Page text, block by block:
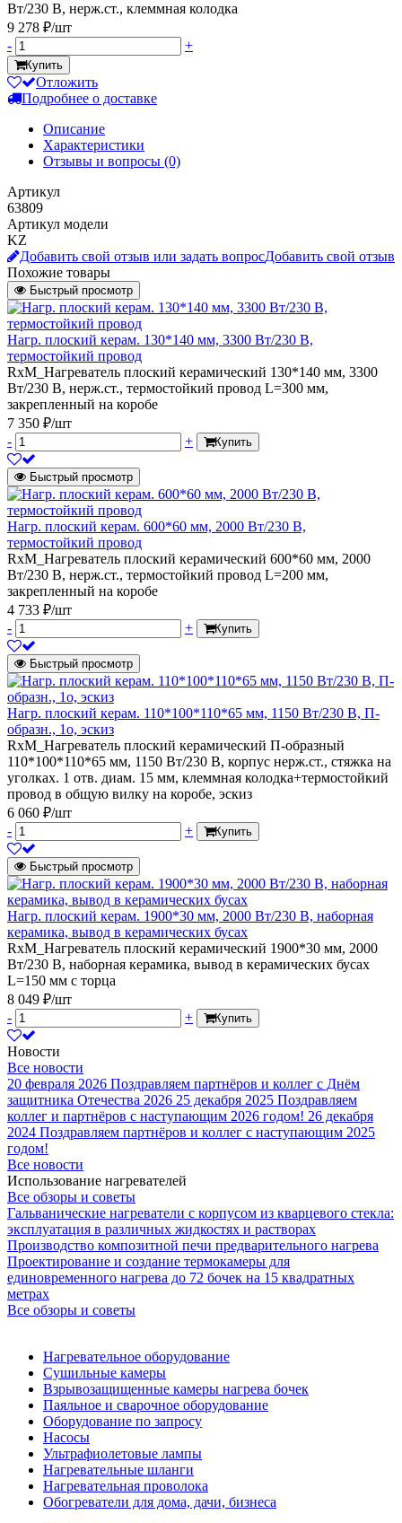
Вт/230 В, нерж.ст., клеммная колодка
9 278 ₽/шт
-
+
Купить
Отложить
Подробнее о доставке
Описание
Характеристики
Отзывы и вопросы (0)
Артикул
63809
Артикул модели
KZ
Добавить свой отзыв или задать вопросДобавить свой отзыв
Похожие товары
Быстрый просмотр
Нагр. плоский керам. 130*140 мм, 3300 Вт/230 В,
термостойкий провод
RxM_Нагреватель плоский керамический 130*140 мм, 3300
Вт/230 В, нерж.ст., термостойкий провод L=300 мм,
закрепленный на коробе
7 350 ₽/шт
-
+ Купить
Быстрый просмотр
Нагр. плоский керам. 600*60 мм, 2000 Вт/230 В,
термостойкий провод
RxM_Нагреватель плоский керамический 600*60 мм, 2000
Вт/230 В, нерж.ст., термостойкий провод L=200 мм,
закрепленный на коробе
4 733 ₽/шт
-
+ Купить
Быстрый просмотр
Нагр. плоский керам. 110*100*110*65 мм, 1150 Вт/230 В, П-
образн., 1о, эскиз
RxM_Нагреватель плоский керамический П-образный
110*100*110*65 мм, 1150 Вт/230 В, корпус нерж.ст., стяжка на
уголках. 1 отв. диам. 15 мм, клеммная колодка+термостойкий
провод в общую вилку на коробе, эскиз
6 060 ₽/шт
-
+ Купить
Быстрый просмотр
Нагр. плоский керам. 1900*30 мм, 2000 Вт/230 В, наборная
керамика, вывод в керамических бусах
RxM_Нагреватель плоский керамический 1900*30 мм, 2000
Вт/230 В, наборная керамика, вывод в керамических бусах
L=150 мм с торца
8 049 ₽/шт
-
+ Купить
Новости
Все новости
20 февраля 2026 Поздравляем партнёров и коллег с Днём
защитника Отечества 2026 25 декабря 2025 Поздравляем
коллег и партнёров с наступающим 2026 годом! 26 декабря
2024 Поздравляем партнёров и коллег с наступающим 2025
годом!
Все новости
Использование нагревателей
Все обзоры и советы
Гальванические нагреватели с корпусом из кварцевого стекла:
эксплуатация в различных жидкостях и растворах
Производство композитной печи предварительного нагрева
Проектирование и создание термокамеры для
единовременного нагрева до 72 бочек на 15 квадратных
метрах
Все обзоры и советы
Нагревательное оборудование
Сушильные камеры
Взрывозащищенные камеры нагрева бочек
Паяльное и сварочное оборудование
Оборудование по запросу
Насосы
Ультрафиолетовые лампы
Нагревательные шланги
Нагревательная проволока
Обогреватели для дома, дачи, бизнеса